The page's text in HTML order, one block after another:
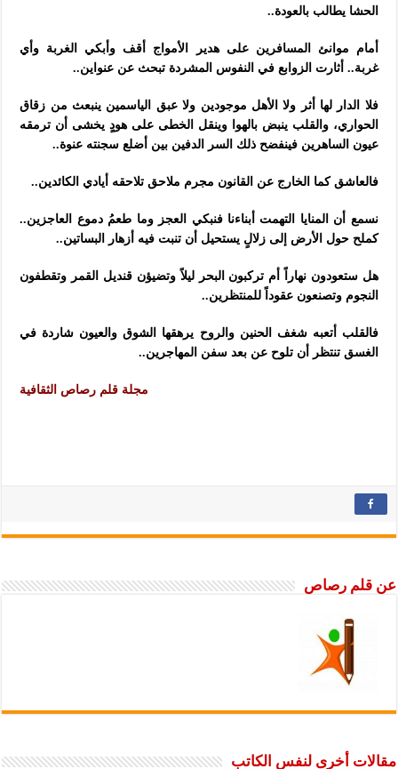
الحشا يطالب بالعودة..
أمام موانئ المسافرين على هدير الأمواج أقف وأبكي الغربة وأي
غربة.. أثارت الزوابع في النفوس المشردة تبحث عن عنواين..
فلا الدار لها أثر ولا الأهل موجودين ولا عبق الياسمين ينبعث من زقاق
الحواري، والقلب ينبض بالهوا وينقل الخطى على هودٍ يخشى أن ترمقه
عيون الساهرين فينفضح ذلك السر الدفين بين أضلع سجنته عنوة..
فالعاشق كما الخارج عن القانون مجرم ملاحق تلاحقه أيادي الكائدين..
نسمع أن المنايا التهمت أبناءنا فنبكي العجز وما طعمُ دموع العاجزين..
كملح حول الأرض إلى زلالٍ يستحيل أن تنبت فيه أزهار البساتين..
هل ستعودون نهاراً أم تركبون البحر ليلاً وتضيؤن قنديل القمر وتقطفون
النجوم وتصنعون عقوداً للمنتظرين..
فالقلب أتعبه شغف الحنين والروح يرهقها الشوق والعيون شاردة في
الغسق تنتظر أن تلوح عن بعد سفن المهاجرين..
مجلة قلم رصاص الثقافية
عن قلم رصاص
مقالات أخرى لنفس الكاتب